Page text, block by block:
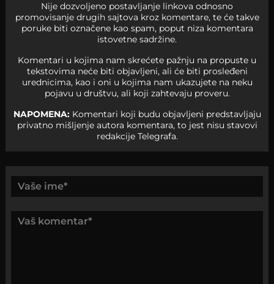
Nije dozvoljeno postavljanje linkova odnosno
promovisanje drugih sajtova kroz komentare, te će takve
poruke biti označene kao spam, poput niza komentara
istovetne sadržine.
Komentari u kojima nam skrećete pažnju na propuste u
tekstovima neće biti objavljeni, ali će biti prosleđeni
urednicima, kao i oni u kojima nam ukazujete na neku
pojavu u društvu, ali koji zahtevaju proveru.
NAPOMENA:Komentari koji budu objavljeni predstavljaju
privatno mišljenje autora komentara, to jest nisu stavovi
redakcije Telegrafa.